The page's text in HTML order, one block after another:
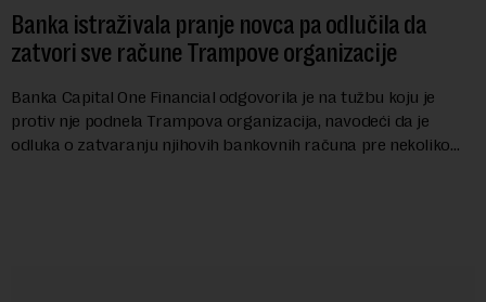
Banka istraživala pranje novca pa odlučila da
zatvori sve račune Trampove organizacije
Banka Capital One Financial odgovorila je na tužbu koju je
protiv nje podnela Trampova organizacija, navodeći da je
odluka o zatvaranju njihovih bankovnih računa pre nekoliko